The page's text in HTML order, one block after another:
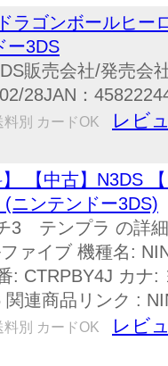
ラゴンボールヒ
ー3DS
販売会社/発売会
28JAN：
料別 カードOK
レビ
】 【中古】N3DS
ンテンドー3DS)
テンプラ の詳細
ァイブ 機種名:
: CTRPBY4J カナ
関連商品リンク :
料別 カードOK
レビ